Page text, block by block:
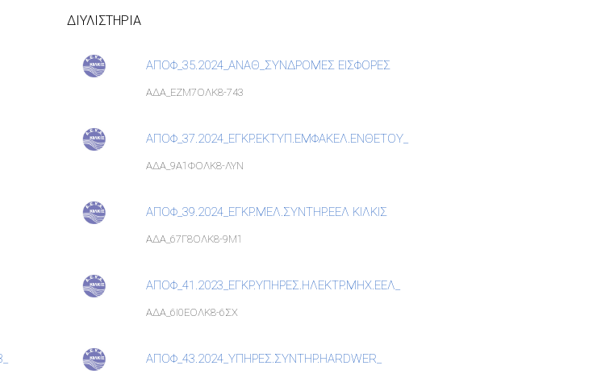
ΑΠΟΦ_35.2024_ΑΝΑΘ_ΣΥΝΔΡΟΜΕΣ ΕΙΣΦΟΡΕΣ
ΑΔΑ_ΕΖΜ7ΟΛΚ8-743
ΑΠΟΦ_37.2024_ΕΓΚΡ.ΕΚΤΥΠ.ΕΜΦΑΚΕΛ.ΕΝΘΕΤΟΥ_
ΑΔΑ_9Α1ΦΟΛΚ8-ΛΥΝ
ΑΠΟΦ_39.2024_ΕΓΚΡ.ΜΕΛ.ΣΥΝΤΗΡ.ΕΕΛ ΚΙΛΚΙΣ
ΑΔΑ_67Γ8ΟΛΚ8-9Μ1
ΑΠΟΦ_41.2023_ΕΓΚΡ.ΥΠΗΡΕΣ.ΗΛΕΚΤΡ.ΜΗΧ.ΕΕΛ_
ΑΔΑ_6Ι0ΕΟΛΚ8-6ΣΧ
ΑΠΟΦ_43.2024_ΥΠΗΡΕΣ.ΣΥΝΤΗΡ.HARDWER_